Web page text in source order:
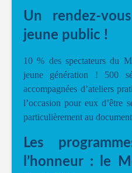
Un rendez-
jeune public !
10 % des spectateurs du
jeune génération ! 500
accompagnées d’ateliers
l’occasion pour eux d’être
particulièrement au
Les
l’honneur : le